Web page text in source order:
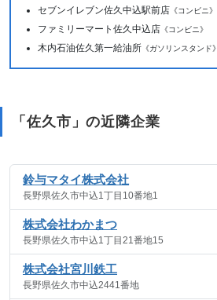
セブンイレブン佐久中込駅前店 《コンビニ》
ファミリーマート佐久中込店 《コンビニ》
木内石油佐久第一給油所 《ガソリンスタンド》
「佐久市」の近隣企業
鈴与マタイ株式会社
長野県佐久市中込1丁目10番地1
株式会社わかまつ
長野県佐久市中込1丁目21番地15
株式会社宮川鉄工
長野県佐久市中込2441番地